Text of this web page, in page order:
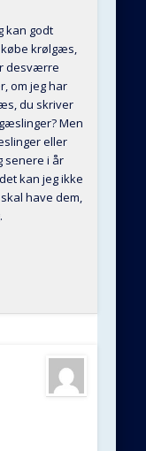
kan godt
krølgæs,
desværre
om jeg har
du skriver
Men
eller
senere i år
kan jeg ikke
have dem,